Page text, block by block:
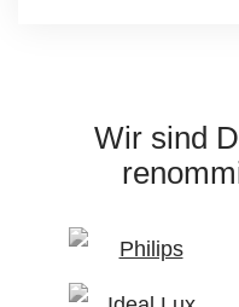
Wir sind